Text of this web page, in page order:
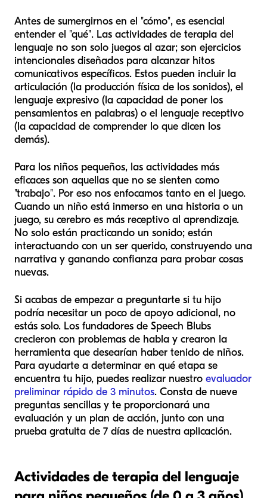
Antes de sumergirnos en el "cómo", es esencial
entender el "qué". Las actividades de terapia del
lenguaje no son solo juegos al azar; son ejercicios
intencionales diseñados para alcanzar hitos
comunicativos específicos. Estos pueden incluir la
articulación (la producción física de los sonidos), el
lenguaje expresivo (la capacidad de poner los
pensamientos en palabras) o el lenguaje receptivo
(la capacidad de comprender lo que dicen los
demás).
Para los niños pequeños, las actividades más
eficaces son aquellas que no se sienten como
"trabajo". Por eso nos enfocamos tanto en el juego.
Cuando un niño está inmerso en una historia o un
juego, su cerebro es más receptivo al aprendizaje.
No solo están practicando un sonido; están
interactuando con un ser querido, construyendo una
narrativa y ganando confianza para probar cosas
nuevas.
Si acabas de empezar a preguntarte si tu hijo
podría necesitar un poco de apoyo adicional, no
estás solo. Los fundadores de Speech Blubs
crecieron con problemas de habla y crearon la
herramienta que desearían haber tenido de niños.
Para ayudarte a determinar en qué etapa se
encuentra tu hijo, puedes realizar nuestro evaluador
preliminar rápido de 3 minutos. Consta de nueve
preguntas sencillas y te proporcionará una
evaluación y un plan de acción, junto con una
prueba gratuita de 7 días de nuestra aplicación.
Actividades de terapia del lenguaje